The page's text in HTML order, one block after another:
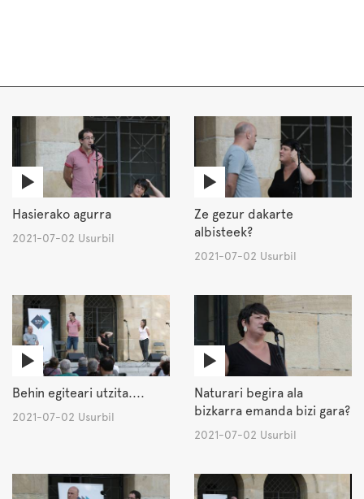
Hasierako agurra
2021-07-02 Usurbil
Ze gezur dakarte
albisteek?
2021-07-02 Usurbil
Behin egiteari utzita....
2021-07-02 Usurbil
Naturari begira ala
bizkarra emanda bizi gara?
2021-07-02 Usurbil